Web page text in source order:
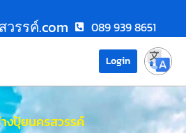
รรค์.com 089 939 8651
Login
งปุ้ยนครสวรรค์